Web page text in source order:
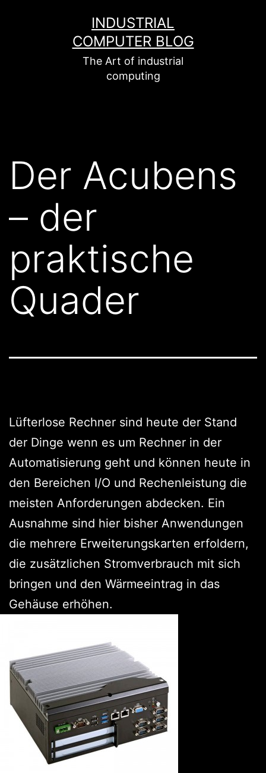
INDUSTRIAL
COMPUTER BLOG
The Art of industrial
computing
Der Acubens
– der
praktische
Quader
Lüfterlose Rechner sind heute der Stand
der Dinge wenn es um Rechner in der
Automatisierung geht und können heute in
den Bereichen I/O und Rechenleistung die
meisten Anforderungen abdecken. Ein
Ausnahme sind hier bisher Anwendungen
die mehrere Erweiterungskarten erfoldern,
die zusätzlichen Stromverbrauch mit sich
bringen und den Wärmeeintrag in das
Gehäuse erhöhen.